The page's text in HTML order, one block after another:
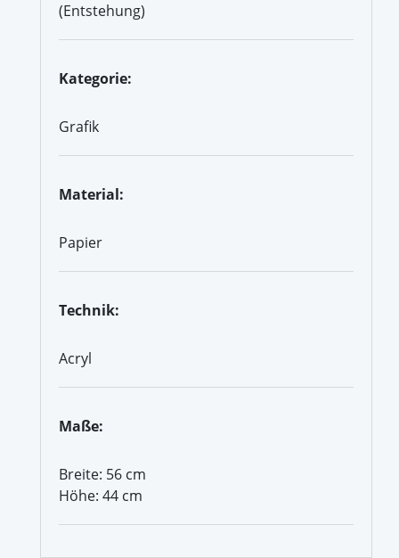
(Entstehung)
Kategorie:
Grafik
Material:
Papier
Technik:
Acryl
Maße:
Breite: 56 cm
Höhe: 44 cm